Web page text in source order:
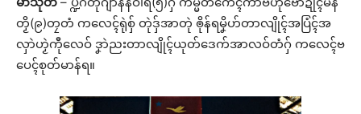
တၟိ(၉)တၠတံ ကလေၚ်ရုဲစှ် တုဲဒှ်အာတုဲ ၜိုန်ရမၞိဟ်တာလျိုၚ်အပြံၚ်အ
လှာဲဟၟဲကီုလေဝ် ဒၞာဲညးတာလျိုၚ်ယုတ်ဒေက်အာလဝ်တံဂှ် ကလေၚ်ဗ
ပေၚ်စုတ်မာန်ရ။